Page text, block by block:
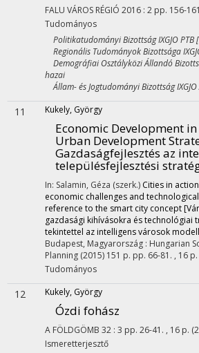
FALU VÁROS RÉGIÓ 2016 : 2 pp. 156-
Tudományos
Politikatudományi Bizottság IXGJO
Regionális Tudományok Bizottsága
Demográfiai Osztályközi Állandó
hazai
Állam- és Jogtudományi Bizottság
11 Kukely, György
Economic Development
Urban Development
Gazdaságfejlesztés az
településfejlesztési
In: Salamin, Géza (szerk.) Cities in
economic challenges and
reference to the smart city concept
gazdasági kihívásokra és technológiai
tekintettel az intelligens városok
Budapest, Magyarország : Hungarian
Planning (2015) 151 p. pp. 66-81. , 16 p.
Tudományos
12 Kukely, György
Ózdi fohász
A FÖLDGÖMB 32 : 3 pp. 26-41. , 16 p.
Ismeretterjesztő